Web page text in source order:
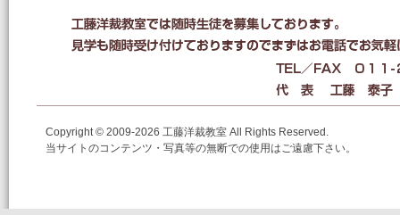
Copyright © 2009-2026 工藤洋裁教室 All Rights Reserved.
当サイトのコンテンツ・写真等の無断での使用はご遠慮下さい。